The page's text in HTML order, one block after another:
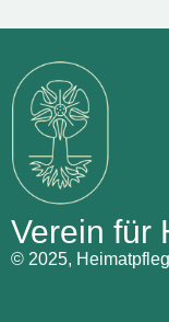
Verein für
© 2025,